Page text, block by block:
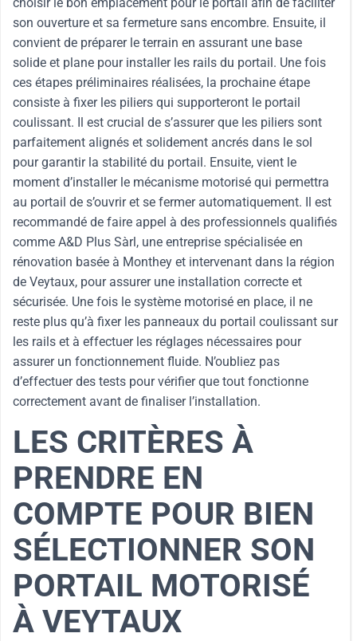
son ouverture et sa fermeture sans encombre. Ensuite, il
convient de préparer le terrain en assurant une base
solide et plane pour installer les rails du portail. Une fois
ces étapes préliminaires réalisées, la prochaine étape
consiste à fixer les piliers qui supporteront le portail
coulissant. Il est crucial de s’assurer que les piliers sont
parfaitement alignés et solidement ancrés dans le sol
pour garantir la stabilité du portail. Ensuite, vient le
moment d’installer le mécanisme motorisé qui permettra
au portail de s’ouvrir et se fermer automatiquement. Il est
recommandé de faire appel à des professionnels qualifiés
comme A&D Plus Sàrl, une entreprise spécialisée en
rénovation basée à Monthey et intervenant dans la région
de Veytaux, pour assurer une installation correcte et
sécurisée. Une fois le système motorisé en place, il ne
reste plus qu’à fixer les panneaux du portail coulissant sur
les rails et à effectuer les réglages nécessaires pour
assurer un fonctionnement fluide. N’oubliez pas
d’effectuer des tests pour vérifier que tout fonctionne
correctement avant de finaliser l’installation.
LES CRITÈRES À
PRENDRE EN
COMPTE POUR BIEN
SÉLECTIONNER SON
PORTAIL MOTORISÉ
À VEYTAUX